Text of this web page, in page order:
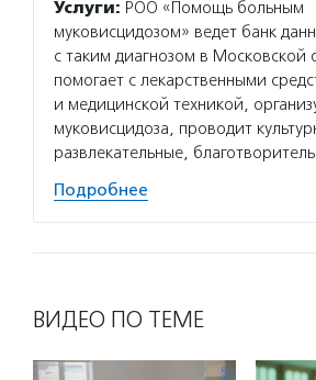
Услуги: РОО «Помощь больным
муковисцидозом» ведет банк
с таким диагнозом в Московской
помогает с лекарственными
и медицинской техникой,
муковисцидоза, проводит
развлекательные,
Подробнее
ВИДЕО ПО ТЕМЕ